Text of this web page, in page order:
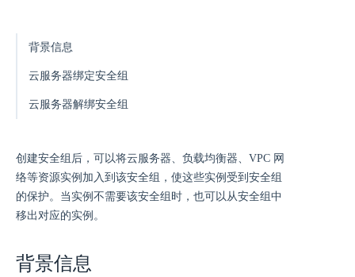
背景信息
云服务器绑定安全组
云服务器解绑安全组
创建安全组后，可以将云服务器、负载均衡器、VPC 网
络等资源实例加入到该安全组，使这些实例受到安全组
的保护。当实例不需要该安全组时，也可以从安全组中
移出对应的实例。
背景信息